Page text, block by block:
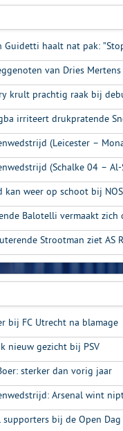
Guidetti haalt nat pak:
van Dries
krult prachtig raak bij
irriteert drukpratende
(Leicester –
(Schalke 04 –
kan weer op schoot bij NOS
Balotelli vermaakt
Strootman ziet AS
bij FC Utrecht na blamage
nieuw gezicht bij PSV
sterker dan vorig jaar
Arsenal wint
supporters bij de Open